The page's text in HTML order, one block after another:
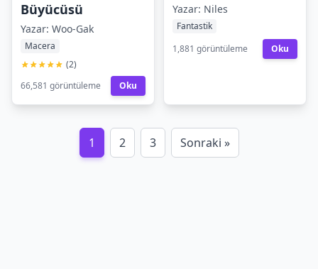
Büyücüsü
Yazar: Woo-Gak
Macera
(2)
66,581 görüntüleme
Oku
Yazar: Niles
Fantastik
1,881 görüntüleme
Oku
1 2 3 Sonraki »